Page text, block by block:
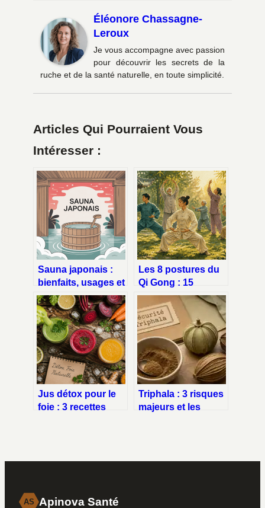
Éléonore Chassagne-
Leroux
Je vous accompagne avec passion
pour découvrir les secrets de la
ruche et de la santé naturelle, en toute simplicité.
Articles Qui Pourraient Vous
Intéresser :
Sauna japonais :
bienfaits, usages et
conseils pour en
profiter pleinement
Les 8 postures du
Qi Gong : 15
minutes pour
dénouer vos
tensions et
revitaliser votre
corps
Jus détox pour le
foie : 3 recettes
retrouver votre
Triphala : 3 risques
majeurs et les
AS Apinova Santé